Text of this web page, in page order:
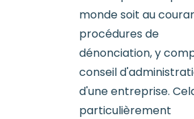
monde soit au
procédures de
dénonciation, y
conseil
d'une entreprise.
particulièrement